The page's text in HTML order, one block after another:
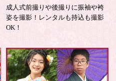
成人式前撮りや後撮りに振袖や袴
姿を撮影！レンタルも持込も撮影
OK！